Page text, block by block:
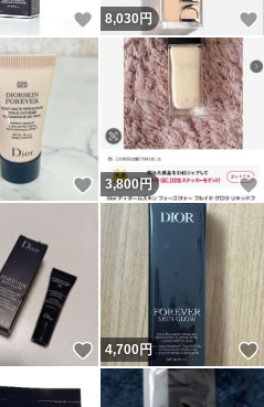
いいね！
8,030 円
いいね！
3,800円
いいね！
4,700円